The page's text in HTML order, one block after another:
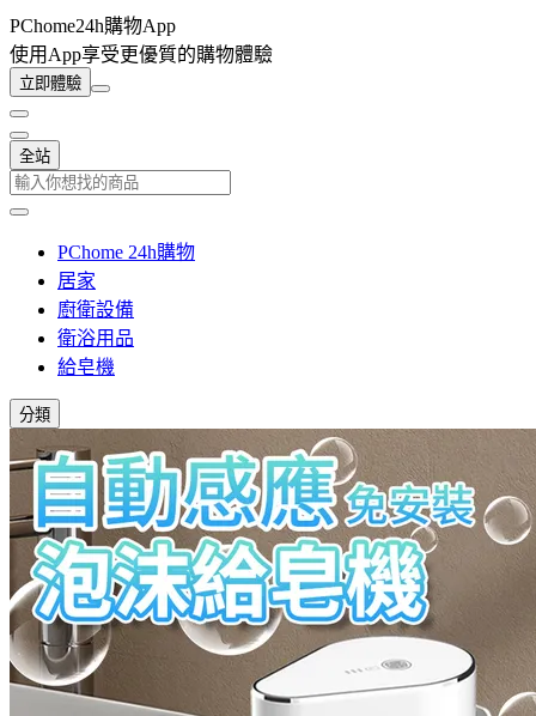
PChome24h購物App
使用App享受更優質的購物體驗
立即體驗
全站
PChome 24h購物
居家
廚衛設備
衛浴用品
給皂機
分類